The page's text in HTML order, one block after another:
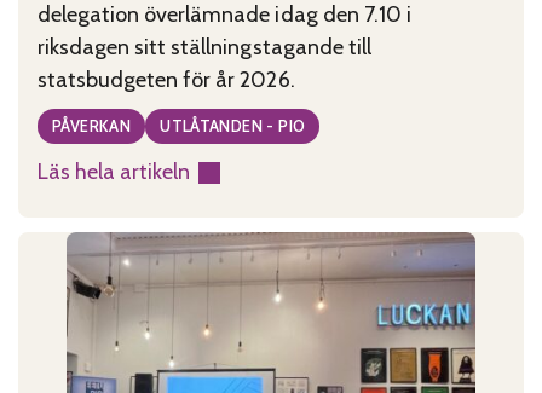
delegation överlämnade idag den 7.10 i
riksdagen sitt ställningstagande till
statsbudgeten för år 2026.
PÅVERKAN UTLÅTANDEN - PIO
Läs hela artikeln
:
budgetproposition
2026
väcker
oro